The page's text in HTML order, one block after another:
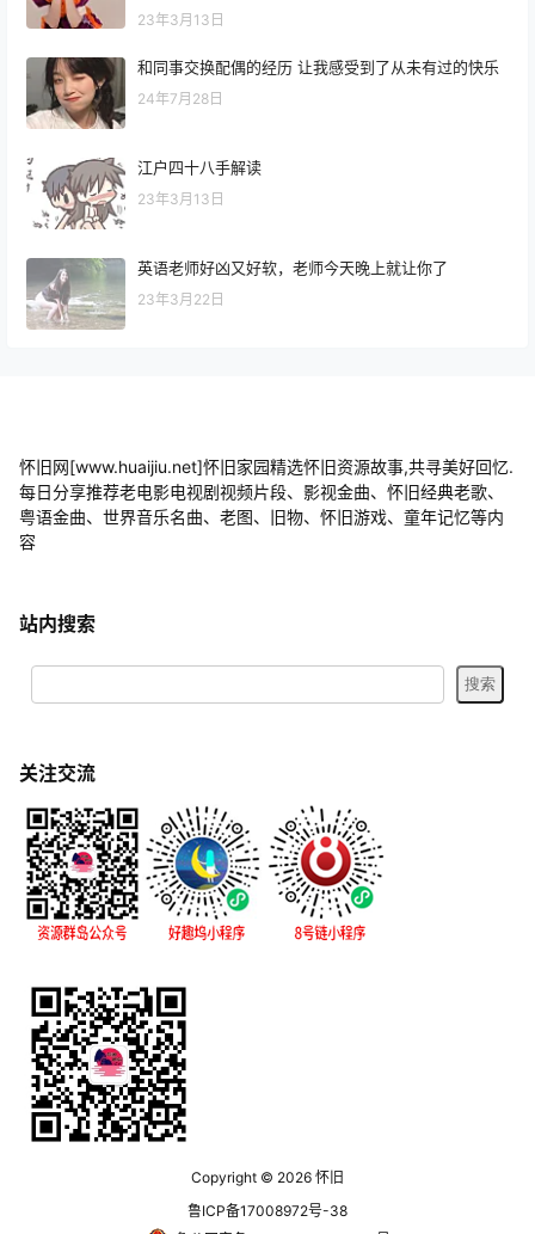
23年3月13日
和同事交换配偶的经历 让我感受到了从未有过的快乐
24年7月28日
江户四十八手解读
23年3月13日
英语老师好凶又好软，老师今天晚上就让你了
23年3月22日
怀旧网[www.huaijiu.net]怀旧家园精选怀旧资源故事,共寻美好回忆.
每日分享推荐老电影电视剧视频片段、影视金曲、怀旧经典老歌、
粤语金曲、世界音乐名曲、老图、旧物、怀旧游戏、童年记忆等内
容
站内搜索
关注交流
Copyright © 2026 怀旧
鲁ICP备17008972号-38